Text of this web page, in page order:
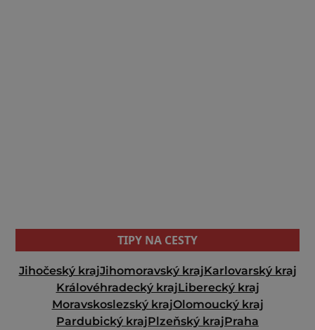
TIPY NA CESTY
Jihočeský krajJihomoravský krajKarlovarský kraj
Královéhradecký krajLiberecký kraj
Moravskoslezský krajOlomoucký kraj
Pardubický krajPlzeňský krajPraha